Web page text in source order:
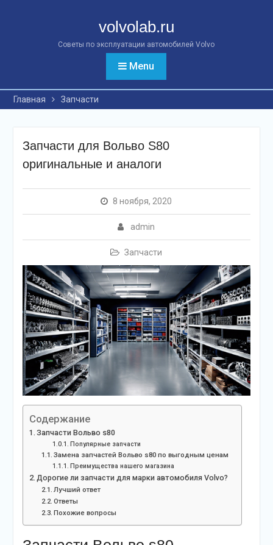
volvolab.ru
Советы по эксплуатации автомобилей Volvo
Menu
Главная Запчасти
Запчасти для Вольво S80
оригинальные и аналоги
8 ноября, 2020
admin
Запчасти
Содержание
Запчасти Вольво s80
Популярные запчасти
Замена запчастей Вольво s80 по выгодным ценам
Преимущества нашего магазина
Дорогие ли запчасти для марки автомобиля Volvo?
Лучший ответ
Ответы
Похожие вопросы